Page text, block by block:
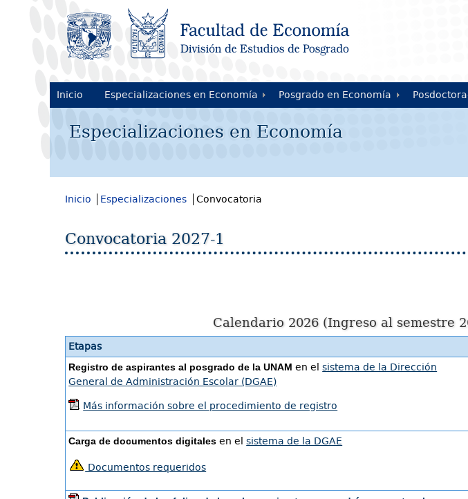
Inicio Especializaciones en Economía Posgrado en Economía
Especializaciones en Economía
Inicio Especializaciones Convocatoria
Convocatoria 2027-1
Calendario 2026 (Ingreso al semestre
Etapas
Registro de aspirantes al posgrado de la UNAM en elsistema de la Dirección
General de Administración Escolar (DGAE)
Más información sobre el procedimiento de registro
Carga de documentos digitales en elsistema de la DGAE
Documentos requeridos